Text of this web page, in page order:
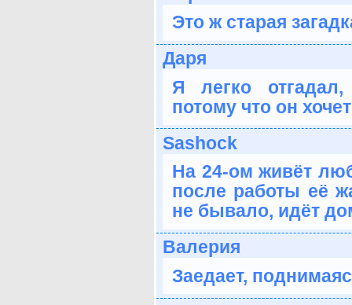
Это ж старая
Даря
Я легко
потому что он
Sashock
На 24-ом живёт
после работы её
не бывало, идёт
Валерия
Заедает,